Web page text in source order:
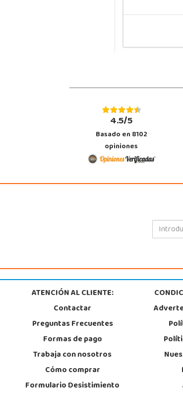
4.5/5
Basado en 8102
opiniones
ATENCIÓN AL CLIENTE:
Contactar
Preguntas Frecuentes
Formas de pago
Trabaja con nosotros
Cómo comprar
Formulario Desistimiento